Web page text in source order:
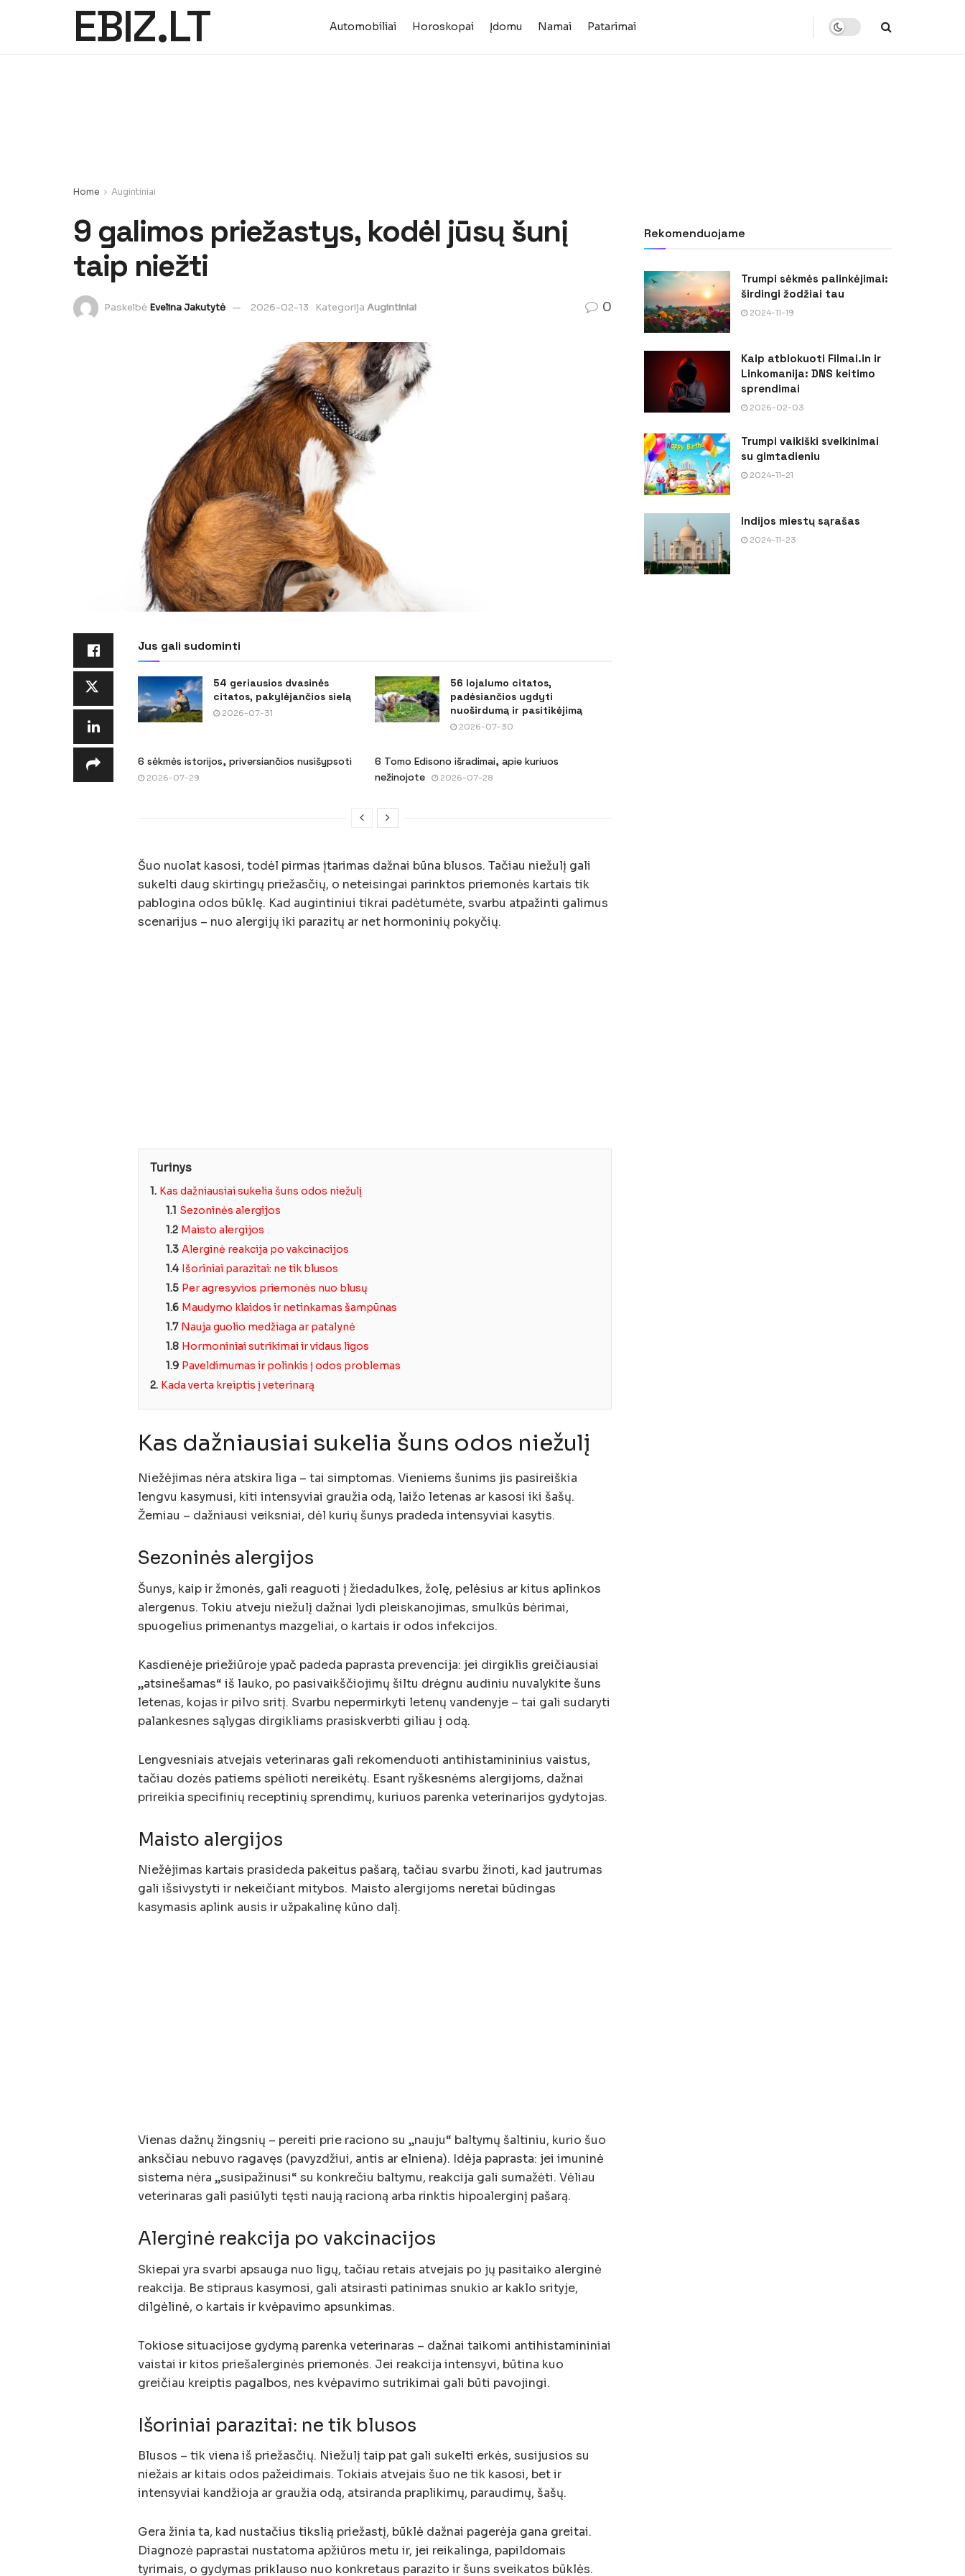
EBIZ.LT Automobiliai Horoskopai Įdomu Namai Patarimai
Home Augintiniai
9 galimos priežastys, kodėl jūsų šunį
taip niežti
Paskelbė Evelina Jakutytė 2026-02-13 Kategorija Augintiniai 0
Jus gali sudominti
54 geriausios dvasinės
citatos, pakylėjančios sielą
2026-07-31
56 lojalumo citatos,
padėsiančios ugdyti
nuoširdumą ir pasitikėjimą
2026-07-30
6 sėkmės istorijos, priversiančios nusišypsoti
2026-07-29
6 Tomo Edisono išradimai, apie kuriuos
nežinojote
2026-07-28
Šuo nuolat kasosi, todėl pirmas įtarimas dažnai būna blusos. Tačiau niežulį gali
sukelti daug skirtingų priežasčių, o neteisingai parinktos priemonės kartais tik
pablogina odos būklę. Kad augintiniui tikrai padėtumėte, svarbu atpažinti galimus
scenarijus – nuo alergijų iki parazitų ar net hormoninių pokyčių.
Turinys
1. Kas dažniausiai sukelia šuns odos niežulį
1.1 Sezoninės alergijos
1.2 Maisto alergijos
1.3 Alerginė reakcija po vakcinacijos
1.4 Išoriniai parazitai: ne tik blusos
1.5 Per agresyvios priemonės nuo blusų
1.6 Maudymo klaidos ir netinkamas šampūnas
1.7 Nauja guolio medžiaga ar patalynė
1.8 Hormoniniai sutrikimai ir vidaus ligos
1.9 Paveldimumas ir polinkis į odos problemas
2. Kada verta kreiptis į veterinarą
Kas dažniausiai sukelia šuns odos niežulį
Niežėjimas nėra atskira liga – tai simptomas. Vieniems šunims jis pasireiškia
lengvu kasymusi, kiti intensyviai graužia odą, laižo letenas ar kasosi iki šašų.
Žemiau – dažniausi veiksniai, dėl kurių šunys pradeda intensyviai kasytis.
Sezoninės alergijos
Šunys, kaip ir žmonės, gali reaguoti į žiedadulkes, žolę, pelėsius ar kitus aplinkos
alergenus. Tokiu atveju niežulį dažnai lydi pleiskanojimas, smulkūs bėrimai,
spuogelius primenantys mazgeliai, o kartais ir odos infekcijos.
Kasdienėje priežiūroje ypač padeda paprasta prevencija: jei dirgiklis greičiausiai
„atsinešamas“ iš lauko, po pasivaikščiojimų šiltu drėgnu audiniu nuvalykite šuns
letenas, kojas ir pilvo sritį. Svarbu nepermirkyti letenų vandenyje – tai gali sudaryti
palankesnes sąlygas dirgikliams prasiskverbti giliau į odą.
Lengvesniais atvejais veterinaras gali rekomenduoti antihistamininius vaistus,
tačiau dozės patiems spėlioti nereikėtų. Esant ryškesnėms alergijoms, dažnai
prireikia specifinių receptinių sprendimų, kuriuos parenka veterinarijos gydytojas.
Maisto alergijos
Niežėjimas kartais prasideda pakeitus pašarą, tačiau svarbu žinoti, kad jautrumas
gali išsivystyti ir nekeičiant mitybos. Maisto alergijoms neretai būdingas
kasymasis aplink ausis ir užpakalinę kūno dalį.
Vienas dažnų žingsnių – pereiti prie raciono su „nauju“ baltymų šaltiniu, kurio šuo
anksčiau nebuvo ragavęs (pavyzdžiui, antis ar elniena). Idėja paprasta: jei imuninė
sistema nėra „susipažinusi“ su konkrečiu baltymu, reakcija gali sumažėti. Vėliau
veterinaras gali pasiūlyti tęsti naują racioną arba rinktis hipoalerginį pašarą.
Alerginė reakcija po vakcinacijos
Skiepai yra svarbi apsauga nuo ligų, tačiau retais atvejais po jų pasitaiko alerginė
reakcija. Be stipraus kasymosi, gali atsirasti patinimas snukio ar kaklo srityje,
dilgėlinė, o kartais ir kvėpavimo apsunkimas.
Tokiose situacijose gydymą parenka veterinaras – dažnai taikomi antihistamininiai
vaistai ir kitos priešalerginės priemonės. Jei reakcija intensyvi, būtina kuo
greičiau kreiptis pagalbos, nes kvėpavimo sutrikimai gali būti pavojingi.
Išoriniai parazitai: ne tik blusos
Blusos – tik viena iš priežasčių. Niežulį taip pat gali sukelti erkės, susijusios su
niežais ar kitais odos pažeidimais. Tokiais atvejais šuo ne tik kasosi, bet ir
intensyviai kandžioja ar graužia odą, atsiranda praplikimų, paraudimų, šašų.
Gera žinia ta, kad nustačius tikslią priežastį, būklė dažnai pagerėja gana greitai.
Diagnozė paprastai nustatoma apžiūros metu ir, jei reikalinga, papildomais
tyrimais, o gydymas priklauso nuo konkretaus parazito ir šuns sveikatos būklės.
Rekomenduojame
Trumpi sėkmės palinkėjimai:
širdingi žodžiai tau
2024-11-19
Kaip atblokuoti Filmai.in ir
Linkomanija: DNS keitimo
sprendimai
2026-02-03
Trumpi vaikiški sveikinimai
su gimtadieniu
2024-11-21
Indijos miestų sąrašas
2024-11-23